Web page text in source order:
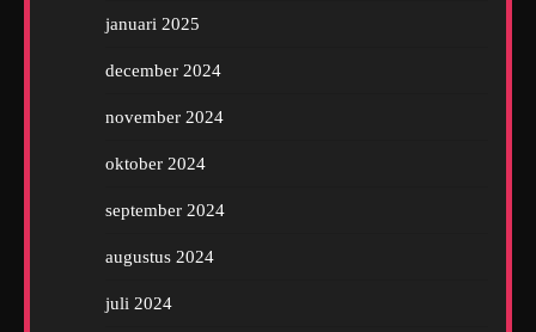
januari 2025
december 2024
november 2024
oktober 2024
september 2024
augustus 2024
juli 2024